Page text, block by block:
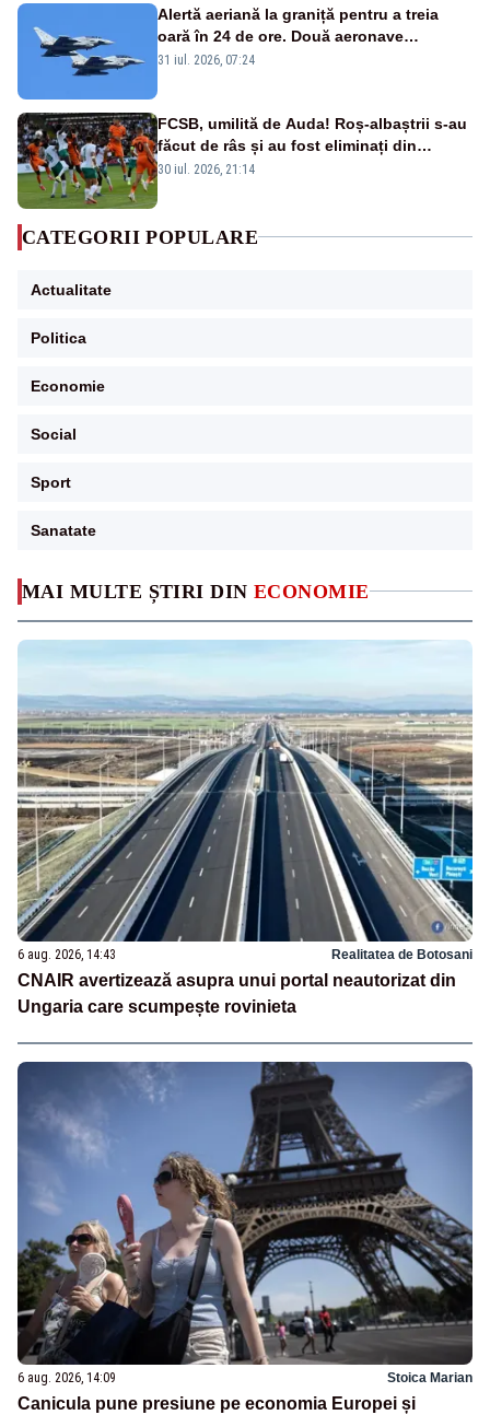
MAI MULTE ȘTIRI DIN ECONOMIE
6 aug. 2026, 14:43 Realitatea de Botosani
CNAIR avertizează asupra unui portal neautorizat din
Ungaria care scumpește rovinieta
6 aug. 2026, 14:09 Stoica Marian
Canicula pune presiune pe economia Europei și
Alertă aeriană la graniță pentru a treia
oară în 24 de ore. Două aeronave
Eurofighter britanice au fost ridicate de la
31 iul. 2026, 07:24
FCSB, umilită de Auda! Roș-albaștrii s-au
făcut de râs și au fost eliminați din
Conference League
30 iul. 2026, 21:14
CATEGORII POPULARE
Actualitate
Politica
Economie
Social
Sport
Sanatate